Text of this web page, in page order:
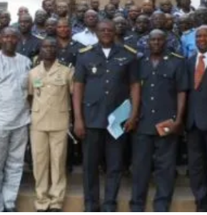
Benjamin Mendy a vendu aux enchères son
Bénin : les membres du Sénat installés
A LA
Projet d’investisseurs à la Fifa: l’UEFA menace à
Mali : au moins 19 soldats exécutés, Amnesty
Hervé Renard devient sélectionneur des